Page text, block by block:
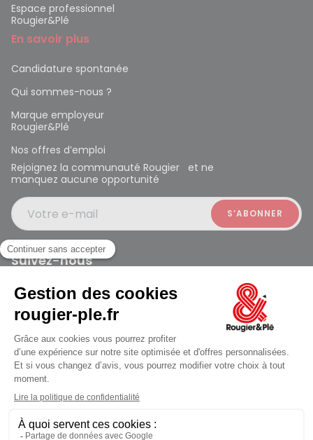
jusqu'au Samedi à 09:30
Espace professionnel
Rougier&Plé
En savoir plus
Candidature spontanée
Qui sommes-nous ?
Marque employeur
Rougier&Plé
Nos offres d’emploi
Rejoignez la communauté Rougier et ne
manquez aucune opportunité
Votre e-mail
Suivez-nous
Rougier et Plé 2024 Copyright
Mentions légales
Conditions générales des ventes